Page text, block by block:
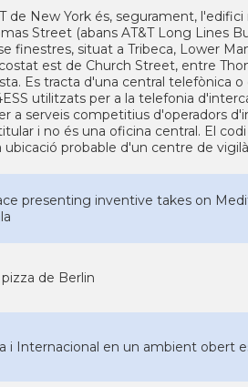
de New York és, segurament,
Street (abans AT&T Long Lines
finestres, situat a Tribeca, Lower
est de Church Street, entre
Es tracta d'una central telefònica
utilitzats per a la telefonia
a serveis competitius d'operadors
i no és una oficina central. El
probable d'un centre de
presenting inventive takes on
de Berlin
i Internacional en un ambient obert